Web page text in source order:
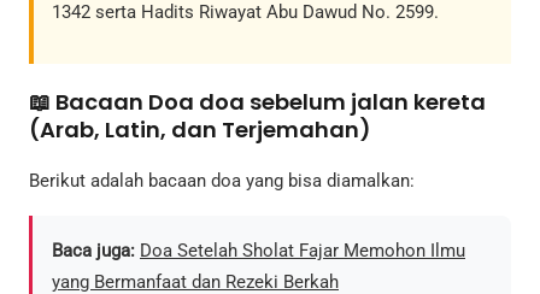
1342 serta Hadits Riwayat Abu Dawud No. 2599.
📖 Bacaan Doa doa sebelum jalan kereta
(Arab, Latin, dan Terjemahan)
Berikut adalah bacaan doa yang bisa diamalkan:
Baca juga: Doa Setelah Sholat Fajar Memohon Ilmu
yang Bermanfaat dan Rezeki Berkah